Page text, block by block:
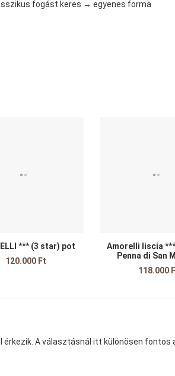
fogást keres → egyenes forma
*** (3 star) pot
120.000 Ft
Amorelli liscia
Penna di San
118.000
A választásnál itt különösen fontos